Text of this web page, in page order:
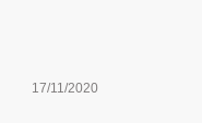
17/11/2020